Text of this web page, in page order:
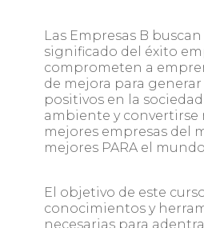
Las Empresas B
significado del éxito
comprometen a
de mejora para
positivos en la
ambiente y convertirse
mejores empresas del
mejores PARA el
El objetivo de este
conocimientos y
necesarias para